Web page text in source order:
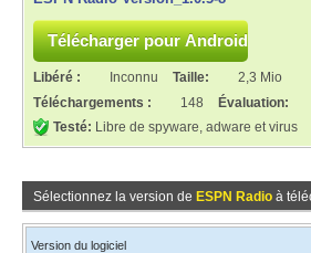
Libéré : Inconnu Taille:
2,3 Mio
Téléchargements :
148
Évaluation:
Testé: Libre de spyware, adware et virus
Sélectionnez la version de ESPN Radio à
Version du logiciel